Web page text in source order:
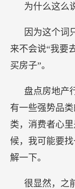
为什么这么
因为这个词
来不会说“我要
买房子”。
盘点房地产
有一些强势品
类，消费者心
候，我可能要
解一下。
很显然，之